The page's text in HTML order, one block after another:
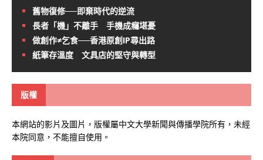
舊物復修──即棄時代的逆流
長者「機」不離手 手機成癮堪憂
做創作≠乞食──香港原創IP尋出路
紙筆存溫度 文具店的堅守與轉型
版權
本網站的影片及圖片，版權屬中文大學新聞與傳播學院所有，未經
本院同意，不能擅自使用。